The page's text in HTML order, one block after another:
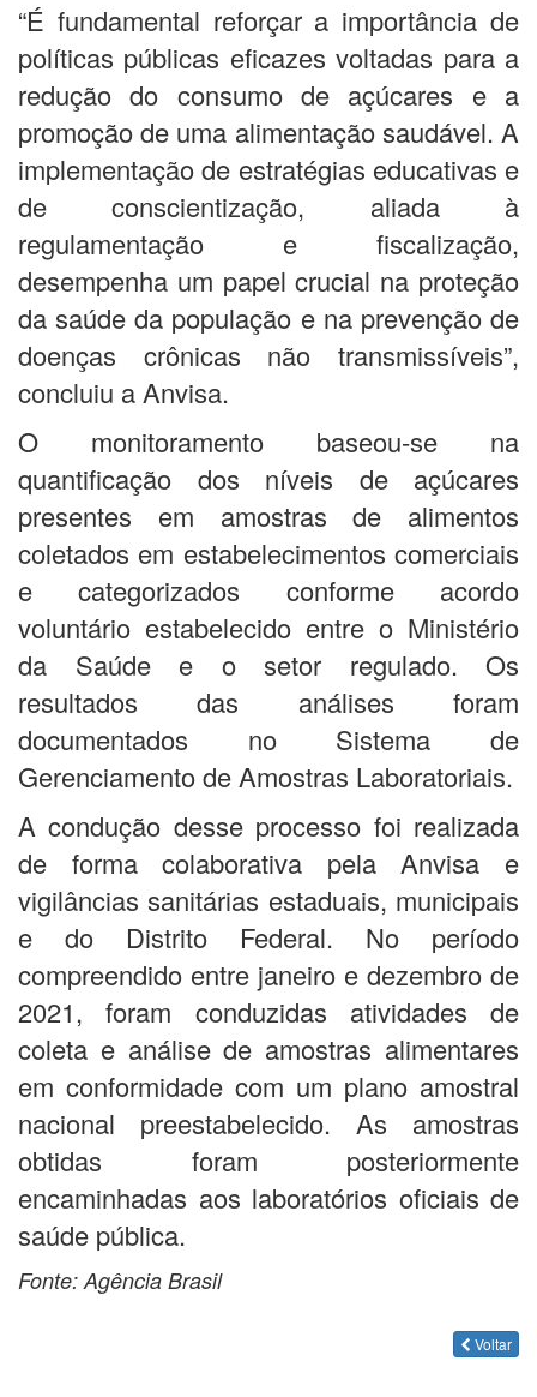
“É fundamental reforçar a importância de
políticas públicas eficazes voltadas para a
redução do consumo de açúcares e a
promoção de uma alimentação saudável. A
implementação de estratégias educativas e
de conscientização, aliada à
regulamentação e fiscalização,
desempenha um papel crucial na proteção
da saúde da população e na prevenção de
doenças crônicas não transmissíveis”,
concluiu a Anvisa.
O monitoramento baseou-se na
quantificação dos níveis de açúcares
presentes em amostras de alimentos
coletados em estabelecimentos comerciais
e categorizados conforme acordo
voluntário estabelecido entre o Ministério
da Saúde e o setor regulado. Os
resultados das análises foram
documentados no Sistema de
Gerenciamento de Amostras Laboratoriais.
A condução desse processo foi realizada
de forma colaborativa pela Anvisa e
vigilâncias sanitárias estaduais, municipais
e do Distrito Federal. No período
compreendido entre janeiro e dezembro de
2021, foram conduzidas atividades de
coleta e análise de amostras alimentares
em conformidade com um plano amostral
nacional preestabelecido. As amostras
obtidas foram posteriormente
encaminhadas aos laboratórios oficiais de
saúde pública.
Fonte: Agência Brasil
Voltar